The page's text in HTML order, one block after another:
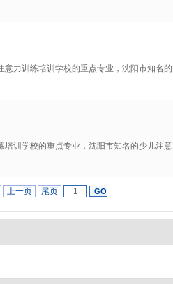
力训练培训学校的重点专业，沈阳市知名的
训学校的重点专业，沈阳市知名的少儿注意
上一页 尾页